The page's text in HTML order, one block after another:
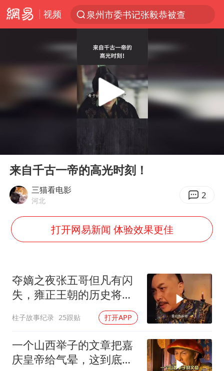
视频
泉州市委书记张毅恭被查
中国女篮70-67险胜尼日利亚女篮
秋天的第一杯奶茶到底有多火
国乒男单横滨冠军赛全军覆没
U17国足点球大战淘汰河床晋级决赛
日本试射“战斧”导弹，国防部回应
胡彦斌韩磊 谁帮谁
百花奖开幕式
美股存储板块集体大跌
夯实基础开新局
Play
来自千古一帝的高光时刻！
三猫看电影
河北 2
打开网易新闻 体验效果更佳
夺嫡之夜张五哥但凡有闪
失，雍正王朝的历史将彻
柱子故事纪录 25跟贴 打开APP
一个山西举子的文章把嘉
庆皇帝给气晕，这到底是